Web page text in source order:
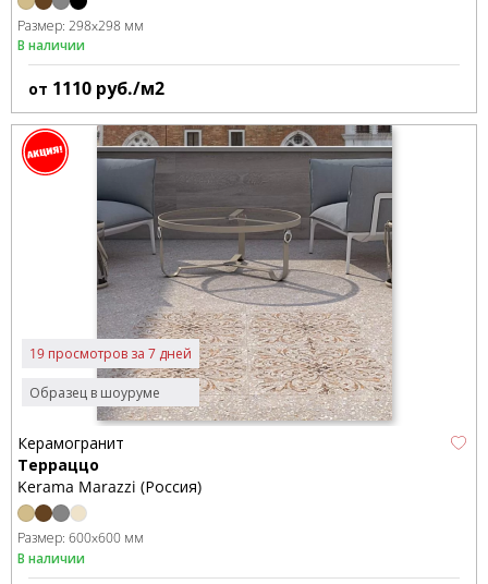
Размер: 298x298 мм
В наличии
от 1110 руб./м2
Образец в шоуруме
19 просмотров за 7 дней
Керамогранит
Терраццо
Kerama Marazzi (Россия)
Размер: 600x600 мм
В наличии